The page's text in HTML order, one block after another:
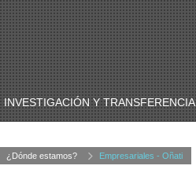
INVESTIGACIÓN Y TRANSFERENCIA
¿Dónde estamos? Empresariales - Oñati